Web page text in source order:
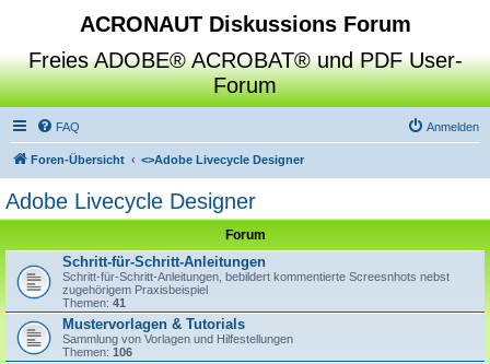
ACRONAUT Diskussions Forum
Freies ADOBE® ACROBAT® und PDF User-
Forum
FAQ Anmelden
Foren-Übersicht <>Adobe Livecycle Designer
Adobe Livecycle Designer
Forum
Schritt-für-Schritt-Anleitungen
Schritt-für-Schritt-Anleitungen, bebildert kommentierte Screesnhots nebst
zugehörigem Praxisbeispiel
Themen: 41
Mustervorlagen & Tutorials
Sammlung von Vorlagen und Hilfestellungen
Themen: 106